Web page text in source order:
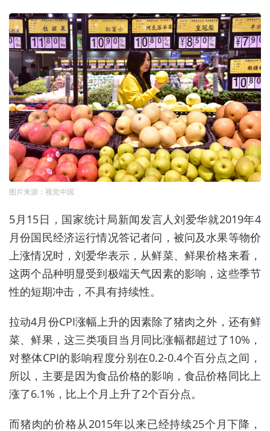
图片来源：视觉中国
5月15日，国家统计局新闻发言人刘爱华就2019年4
月份国民经济运行情况答记者问，被问及水果等物价
上涨情况时，刘爱华表示，从鲜菜、鲜果价格来看，
这两个品种明显受到极端天气因素的影响，这些季节
性的短期冲击，不具有持续性。
拉动4月份CPI涨幅上升的因素除了猪肉之外，还有鲜
菜、鲜果，这三类项目当月同比涨幅都超过了10%，
对整体CPI的影响程度分别在0.2-0.4个百分点之间，
所以，主要是因为食品价格的影响，食品价格同比上
涨了6.1%，比上个月上升了2个百分点。
而猪肉的价格从2015年以来已经持续25个月下降，